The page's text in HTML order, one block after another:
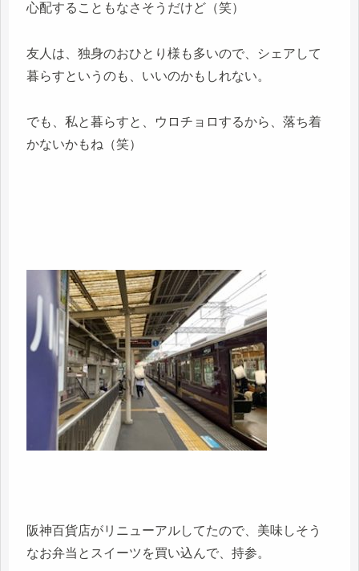
心配することもなさそうだけど（笑）
友人は、独身のおひとり様も多いので、シェアして
暮らすというのも、いいのかもしれない。
でも、私と暮らすと、ウロチョロするから、落ち着
かないかもね（笑）
阪神百貨店がリニューアルしてたので、美味しそう
なお弁当とスイーツを買い込んで、持参。